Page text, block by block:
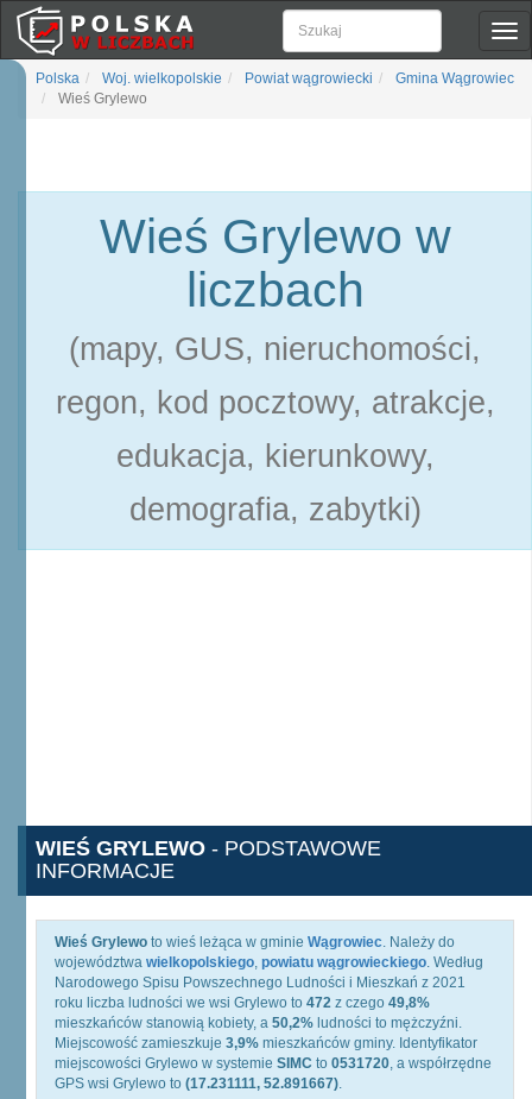
Polska Woj. wielkopolskie Powiat wągrowiecki
Gmina Wągrowiec
Wieś Grylewo
Wieś Grylewo w
liczbach
(mapy, GUS, nieruchomości,
regon, kod pocztowy, atrakcje,
edukacja, kierunkowy,
demografia, zabytki)
WIEŚ GRYLEWO - PODSTAWOWE
INFORMACJE
Wieś Grylewo to wieś leżąca w gminie Wągrowiec. Należy do
województwa wielkopolskiego, powiatu wągrowieckiego. Według
Narodowego Spisu Powszechnego Ludności i Mieszkań z 2021
roku liczba ludności we wsi Grylewo to 472 z czego 49,8%
mieszkańców stanowią kobiety, a 50,2% ludności to mężczyźni.
Miejscowość zamieszkuje 3,9% mieszkańców gminy. Identyfikator
miejscowości Grylewo w systemie SIMC to 0531720, a współrzędne
GPS wsi Grylewo to (17.231111, 52.891667).